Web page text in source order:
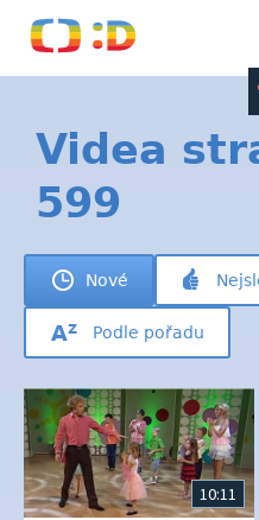
Videa
599
Nové
Podle pořadu
10:11